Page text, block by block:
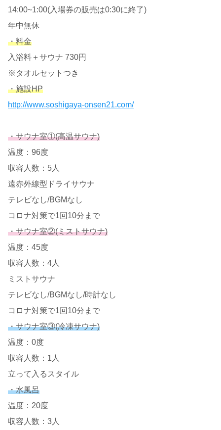
14:00~1:00(入場券の販売は0:30に終了)
年中無休
・料金
入浴料＋サウナ 730円
※タオルセットつき
・施設HP
http://www.soshigaya-onsen21.com/
・サウナ室①(高温サウナ)
温度：96度
収容人数：5人
遠赤外線型ドライサウナ
テレビなし/BGMなし
コロナ対策で1回10分まで
・サウナ室②(ミストサウナ)
温度：45度
収容人数：4人
ミストサウナ
テレビなし/BGMなし/時計なし
コロナ対策で1回10分まで
・サウナ室③(冷凍サウナ)
温度：0度
収容人数：1人
立って入るスタイル
・水風呂
温度：20度
収容人数：3人